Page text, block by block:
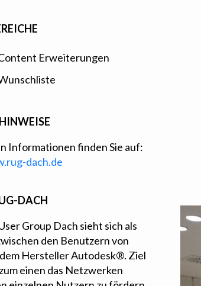
Erweiterungen
Informationen finden Sie auf:
dach.de
DACH
Group Dach sieht sich als
den Benutzern von
Hersteller Autodesk®. Ziel
einen das Netzwerken